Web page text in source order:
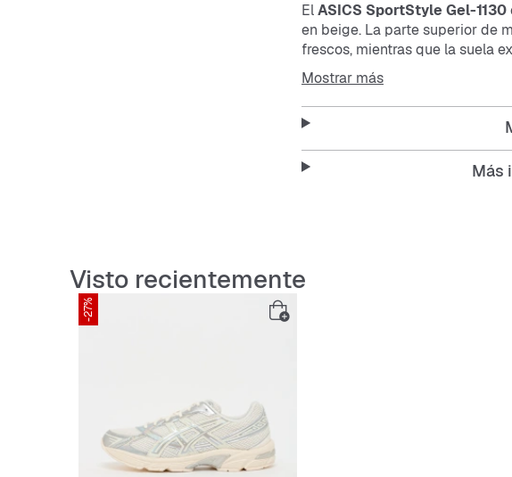
ElASICS SportStyle Gel-1130
en beige. La parte superior de
frescos, mientras que la suela
cada paso. Perfecta para el día
Características:
Mostrar más
Más
Visto recientemente
-27%